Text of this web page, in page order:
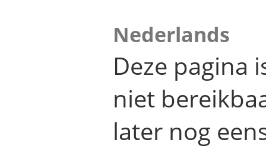
Nederlands
Deze pagina
niet
later nog